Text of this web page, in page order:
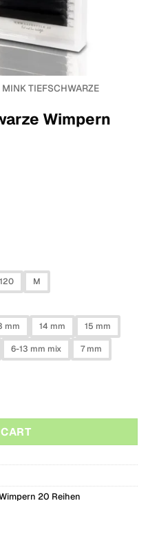
MINK TIEFSCHWARZE
Wimpern
M
mm 14 mm 15 mm
6-13 mm mix 7 mm
0,05 Menge
20 Reihen